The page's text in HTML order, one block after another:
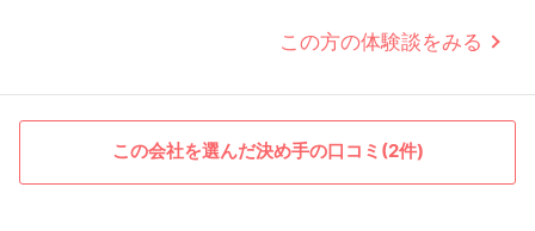
この方の体験談をみる
この会社を選んだ決め手の口コミ(2件)